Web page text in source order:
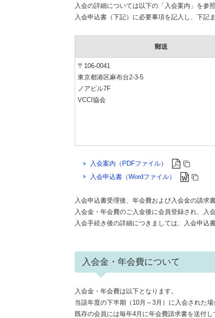
入会の詳細については以下の「入会案内」を参
入会申込書（下記）に必要事項を記入し、下記
郵送
〒106-0041
東京都港区麻布台2-3-5
ノアビル7F
VCCI協会
入会案内（PDFファイル）
入会申込書（Wordファイル）
入会申込書受理後、年会費および入会金の請求
入会金・年会費のご入金後に会員登録され、入
入会手続き後の詳細につきましては、入会申込
入会金・年会費について
入会金・年会費は以下となります。
当該年度の下半期（10月～3月）に入会された
既存の会員には毎年4月に年会費請求書を送付